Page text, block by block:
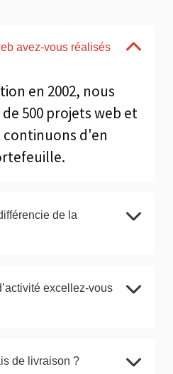
avez-vous réalisés
en 2002, nous
500 projets web et
d'en
de la
excellez-vous
de livraison ?